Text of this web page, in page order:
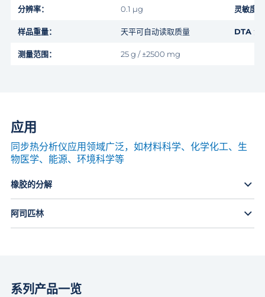
分辨率： 0.1 μg 灵敏度：
样品重量： 天平可自动读取质量 DTA 测
测量范围： 25 g / ±2500 mg
应用
同步热分析仪应用领域广泛，如材料科学、化学化工、生
物医学、能源、环境科学等
橡胶的分解
阿司匹林
系列产品一览